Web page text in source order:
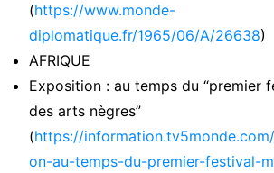
(https://www.monde-
diplomatique.fr/1965/06/A/26638)
AFRIQUE
Exposition : au temps du “premier
des arts nègres”
(https://
on-au-temps-du-premier-festival-